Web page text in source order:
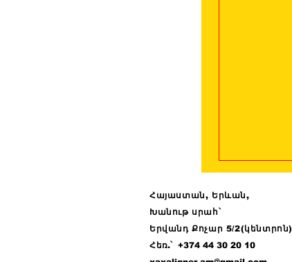
Հայաստան, Երևան,
Խանութ սրահ՝
Երվանդ Քոչար 5/2(կենտրոն)
Հեռ.՝ +374 4430 20 10